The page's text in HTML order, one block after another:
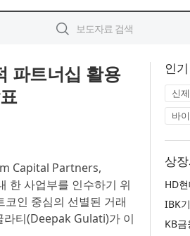
파트너십 활용
Capital Partners,
한 사업부를 인수하기 위
인 중심의 선별된 거래
라티(Deepak Gulati)가 이
인
신
바
상